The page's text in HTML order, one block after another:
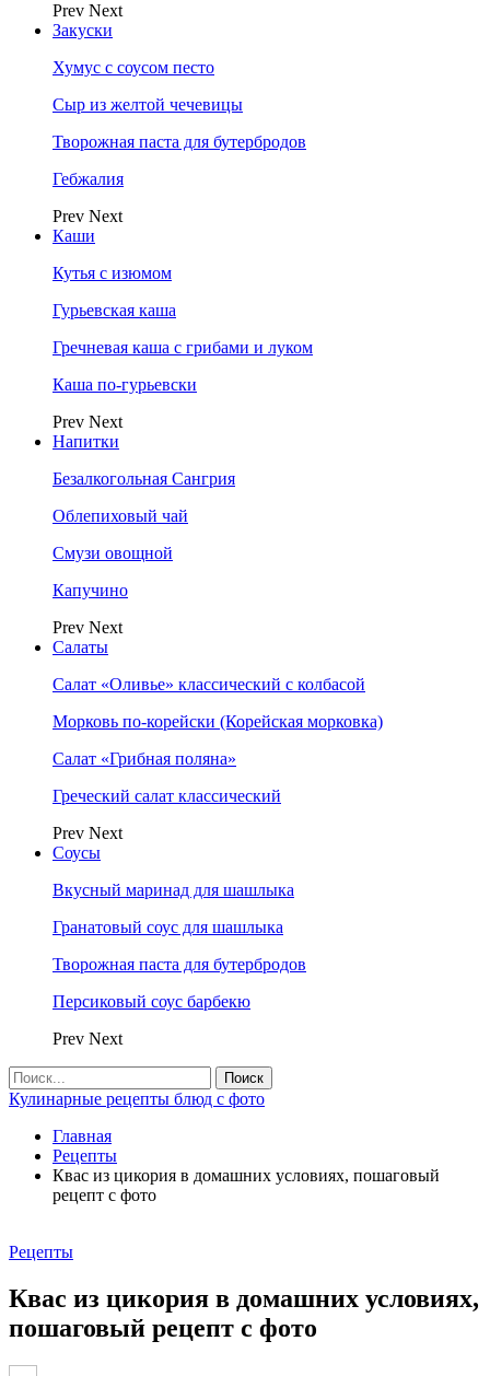
Prev Next
Закуски
Хумус с соусом песто
Сыр из желтой чечевицы
Творожная паста для бутербродов
Гебжалия
Prev Next
Каши
Кутья с изюмом
Гурьевская каша
Гречневая каша с грибами и луком
Каша по-гурьевски
Prev Next
Напитки
Безалкогольная Сангрия
Облепиховый чай
Смузи овощной
Капучино
Prev Next
Салаты
Салат «Оливье» классический с колбасой
Морковь по-корейски (Корейская морковка)
Салат «Грибная поляна»
Греческий салат классический
Prev Next
Соусы
Вкусный маринад для шашлыка
Гранатовый соус для шашлыка
Творожная паста для бутербродов
Персиковый соус барбекю
Prev Next
Кулинарные рецепты блюд с фото
Главная
Рецепты
Квас из цикория в домашних условиях, пошаговый
рецепт с фото
Рецепты
Квас из цикория в домашних условиях,
пошаговый рецепт с фото